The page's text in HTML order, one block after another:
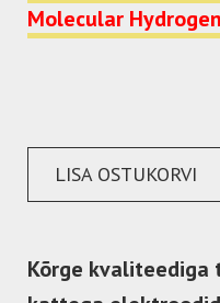
Molecular
LISA OSTUKORVI
Kõrge